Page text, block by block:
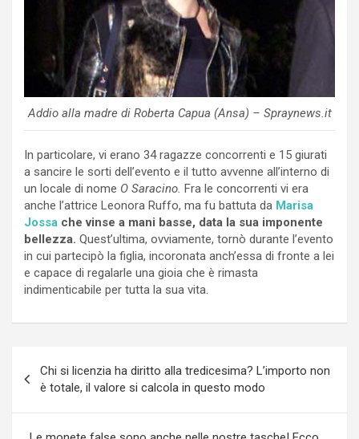
Addio alla madre di Roberta Capua (Ansa) – Spraynews.it
In particolare, vi erano 34 ragazze concorrenti e 15 giurati
a sancire le sorti dell’evento e il tutto avvenne all’interno di
un locale di nome O Saracino. Fra le concorrenti vi era
anche l’attrice Leonora Ruffo, ma fu battuta da Marisa
Jossa che vinse a mani basse, data la sua imponente
bellezza. Quest’ultima, ovviamente, tornò durante l’evento
in cui partecipò la figlia, incoronata anch’essa di fronte a lei
e capace di regalarle una gioia che è rimasta
indimenticabile per tutta la sua vita.
articoli
Chi si licenzia ha diritto alla tredicesima? L’importo non
è totale, il valore si calcola in questo modo